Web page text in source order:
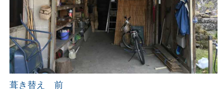
葺き替え 前